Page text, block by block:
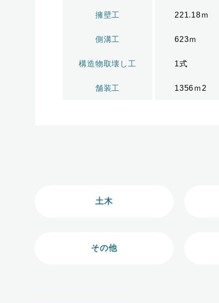
擁壁工 221.18ｍ
側溝工 623ｍ
構造物取壊し工 1式
舗装工 1356ｍ2
土木
その他